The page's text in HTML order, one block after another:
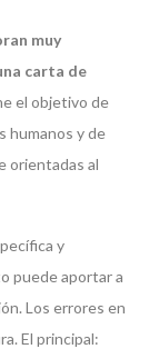
muy
carta de
el objetivo de
humanos y de
orientadas al
y
puede aportar a
Los errores en
El principal: